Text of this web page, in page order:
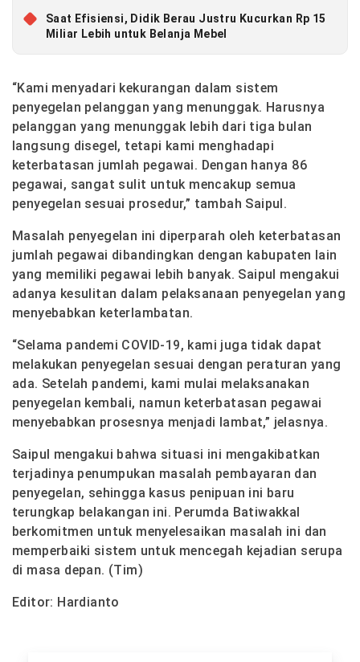
Saat Efisiensi, Didik Berau Justru Kucurkan Rp 15
Miliar Lebih untuk Belanja Mebel
“Kami menyadari kekurangan dalam sistem
penyegelan pelanggan yang menunggak. Harusnya
pelanggan yang menunggak lebih dari tiga bulan
langsung disegel, tetapi kami menghadapi
keterbatasan jumlah pegawai. Dengan hanya 86
pegawai, sangat sulit untuk mencakup semua
penyegelan sesuai prosedur,” tambah Saipul.
Masalah penyegelan ini diperparah oleh keterbatasan
jumlah pegawai dibandingkan dengan kabupaten lain
yang memiliki pegawai lebih banyak. Saipul mengakui
adanya kesulitan dalam pelaksanaan penyegelan yang
menyebabkan keterlambatan.
“Selama pandemi COVID-19, kami juga tidak dapat
melakukan penyegelan sesuai dengan peraturan yang
ada. Setelah pandemi, kami mulai melaksanakan
penyegelan kembali, namun keterbatasan pegawai
menyebabkan prosesnya menjadi lambat,” jelasnya.
Saipul mengakui bahwa situasi ini mengakibatkan
terjadinya penumpukan masalah pembayaran dan
penyegelan, sehingga kasus penipuan ini baru
terungkap belakangan ini. Perumda Batiwakkal
berkomitmen untuk menyelesaikan masalah ini dan
memperbaiki sistem untuk mencegah kejadian serupa
di masa depan. (Tim)
Editor: Hardianto